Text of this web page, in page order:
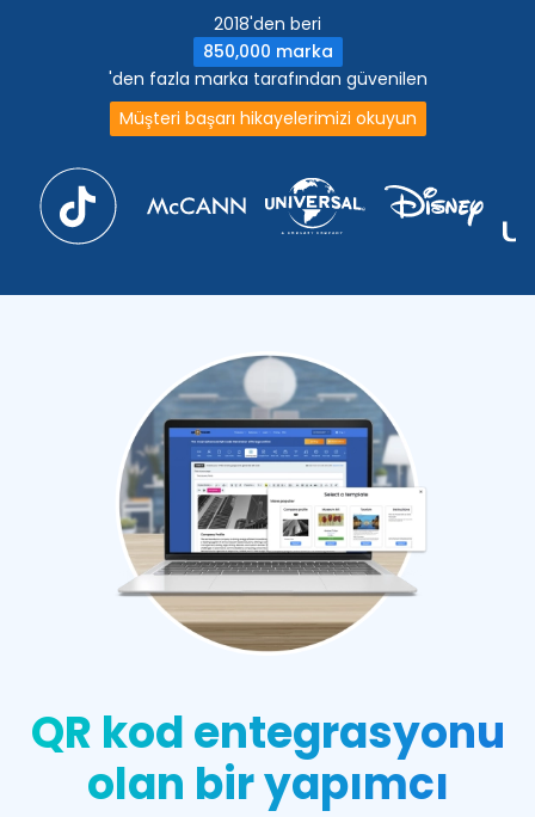
2018'den beri
850,000 marka
'den fazla marka tarafından güvenilen
Müşteri başarı hikayelerimizi okuyun
QR kod entegrasyonu
olan bir yapımcı